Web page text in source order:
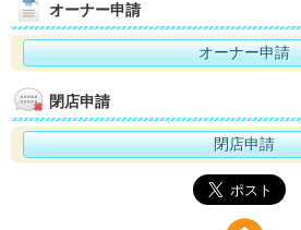
オーナー申請
オーナー申請
閉店申請
閉店申請